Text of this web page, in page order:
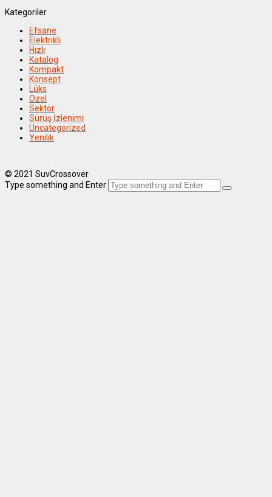
Kategoriler
Efsane
Elektrikli
Hızlı
Katalog
Kompakt
Konsept
Lüks
Özel
Sektör
Sürüş İzlenimi
Uncategorized
Yenilik
© 2021 SuvCrossover
Type something and Enter